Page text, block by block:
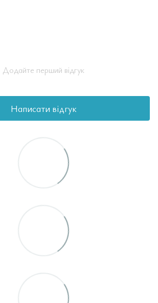
Додайте перший відгук
Написати відгук